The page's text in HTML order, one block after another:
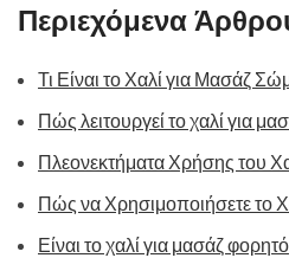
Περιεχόμενα
Τι Είναι το Χαλί για Μασάζ
Πώς λειτουργεί το χαλί για
Πλεονεκτήματα Χρήσης του
Πώς να Χρησιμοποιήσετε το
Είναι το χαλί για μασάζ